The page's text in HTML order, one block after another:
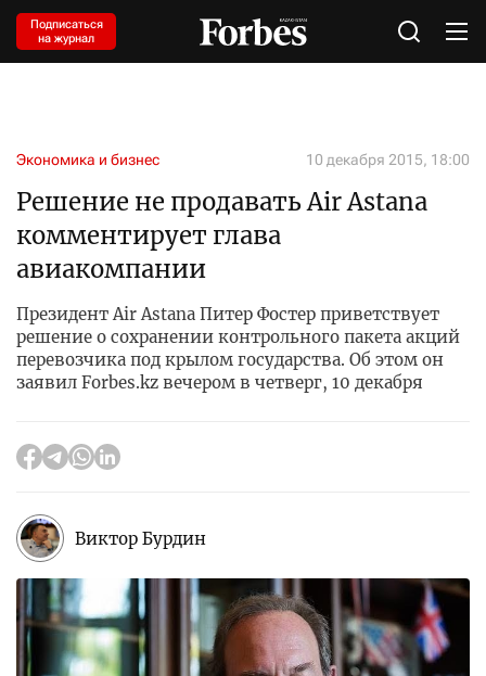
Подписаться
на журнал
Экономика и бизнес 10 декабря 2015, 18:00
Решение не продавать Air Astana
комментирует глава
авиакомпании
Президент Air Astana Питер Фостер приветствует
решение о сохранении контрольного пакета акций
перевозчика под крылом государства. Об этом он
заявил Forbes.kz вечером в четверг, 10 декабря
Виктор Бурдин